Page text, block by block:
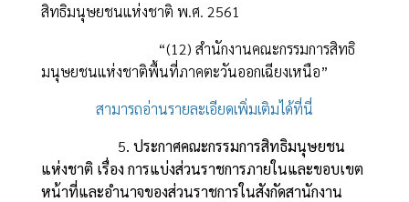
สิทธิมนุษยชนแห่งชาติ พ.ศ. 2561
“(12) สำนักงานคณะกรรมการสิทธิ
มนุษยชนแห่งชาติพื้นที่ภาคตะวันออกเฉียงเหนือ”
สามารถอ่านรายละเอียดเพิ่มเติมได้ที่นี่
5. ประกาศคณะกรรมการสิทธิมนุษยชน
แห่งชาติ เรื่อง การแบ่งส่วนราชการภายในและขอบเขต
หน้าที่และอำนาจของส่วนราชการในสังกัดสานักงาน